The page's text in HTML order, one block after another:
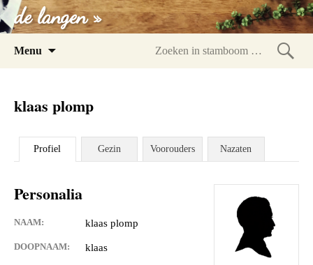
de langen »
Menu
klaas plomp
Profiel Gezin Voorouders Nazaten
Personalia
NAAM: klaas plomp
DOOPNAAM: klaas